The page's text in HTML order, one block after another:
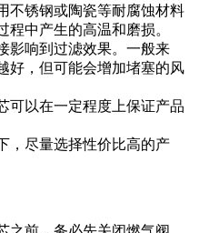
不锈钢或陶瓷等耐腐蚀材料
中产生的高温和磨损。
影响到过滤效果。一般来
好，但可能会增加堵塞的风
可以在一定程度上保证产品
，尽量选择性价比高的产